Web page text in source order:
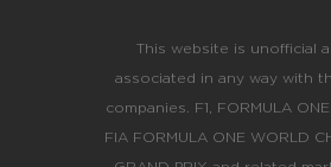
This website is unofficial
associated in any way with
companies. F1, FORMULA ONE,
FIA FORMULA ONE WORLD